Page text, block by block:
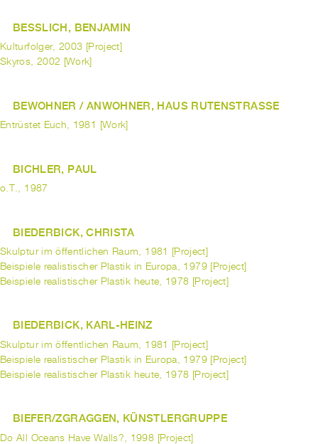
BESSLICH, BENJAMIN
Kulturfolger, 2003 [Project]
Skyros, 2002 [Work]
BEWOHNER / ANWOHNER, HAUS RUTENSTRASSE
Entrüstet Euch, 1981 [Work]
BICHLER, PAUL
o.T., 1987
BIEDERBICK, CHRISTA
Skulptur im öffentlichen Raum, 1981 [Project]
Beispiele realistischer Plastik in Europa, 1979 [Project]
Beispiele realistischer Plastik heute, 1978 [Project]
BIEDERBICK, KARL-HEINZ
Skulptur im öffentlichen Raum, 1981 [Project]
Beispiele realistischer Plastik in Europa, 1979 [Project]
Beispiele realistischer Plastik heute, 1978 [Project]
BIEFER/ZGRAGGEN, KÜNSTLERGRUPPE
Do All Oceans Have Walls?, 1998 [Project]